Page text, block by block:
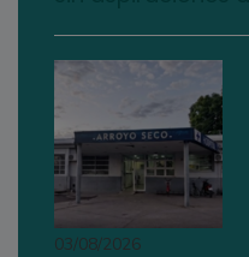
03/08/2026